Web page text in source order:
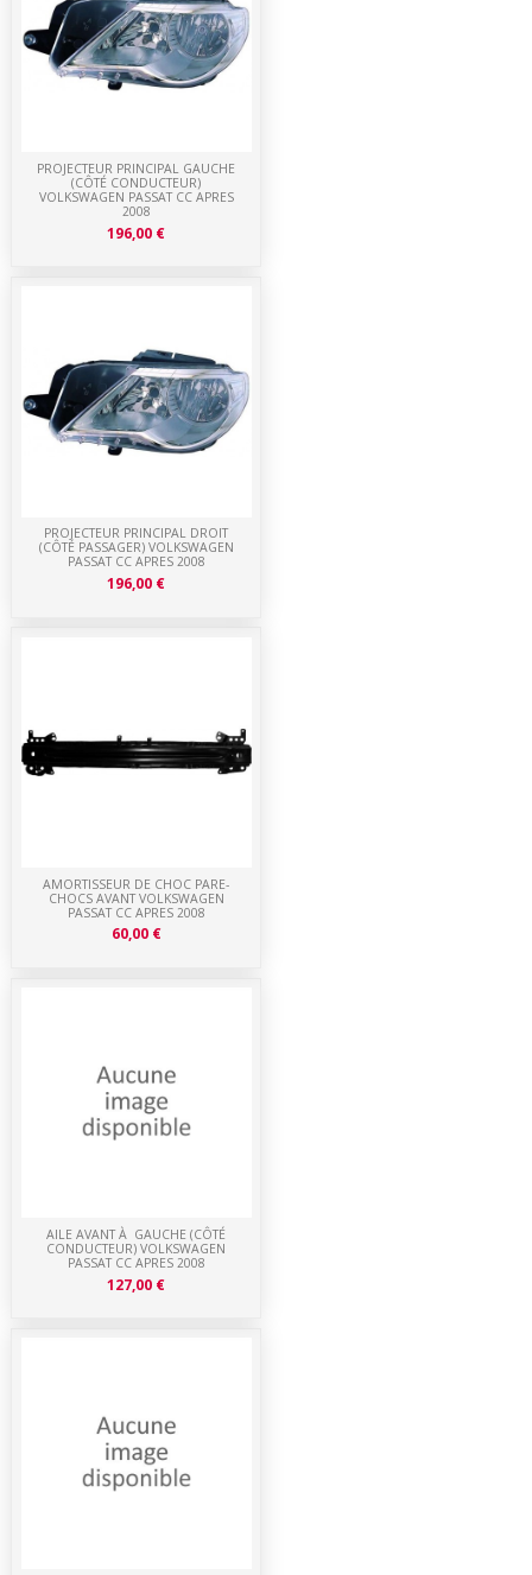
AILE AVANT À GAUCHE (CÔTÉ
CONDUCTEUR) VOLKSWAGEN
PASSAT CC APRES 2008
127,00 €
AMORTISSEUR DE CHOC PARE-
CHOCS AVANT VOLKSWAGEN
PASSAT CC APRES 2008
60,00 €
PROJECTEUR PRINCIPAL DROIT
(CÔTÉ PASSAGER) VOLKSWAGEN
PASSAT CC APRES 2008
196,00 €
PROJECTEUR PRINCIPAL GAUCHE
(CÔTÉ CONDUCTEUR)
VOLKSWAGEN PASSAT CC APRES
2008
196,00 €